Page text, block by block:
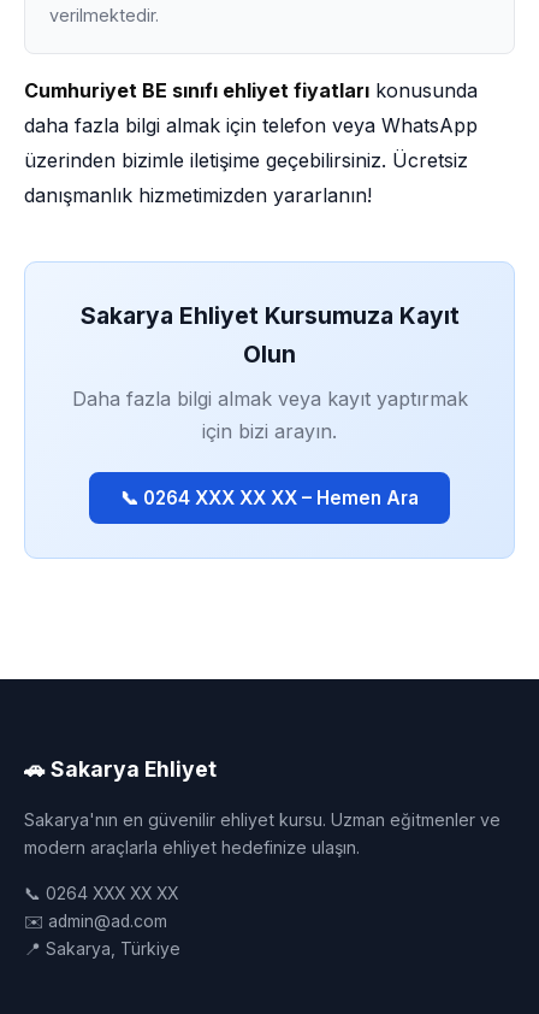
verilmektedir.
Cumhuriyet BE sınıfı ehliyet fiyatları konusunda
daha fazla bilgi almak için telefon veya WhatsApp
üzerinden bizimle iletişime geçebilirsiniz. Ücretsiz
danışmanlık hizmetimizden yararlanın!
Sakarya Ehliyet Kursumuza Kayıt
Olun
Daha fazla bilgi almak veya kayıt yaptırmak
için bizi arayın.
📞 0264 XXX XX XX – Hemen Ara
🚗 Sakarya Ehliyet
Sakarya'nın en güvenilir ehliyet kursu. Uzman eğitmenler ve
modern araçlarla ehliyet hedefinize ulaşın.
📞 0264 XXX XX XX
✉️ admin@ad.com
📍 Sakarya, Türkiye